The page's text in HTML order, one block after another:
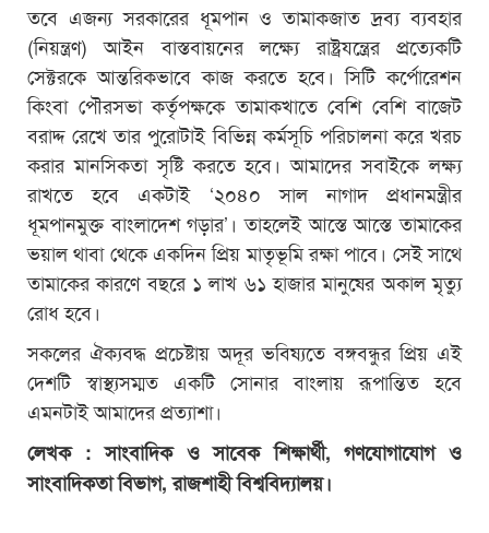
তবে এজন্য সরকারের ধূমপান ও তামাকজাত দ্রব্য ব্যবহার
(নিয়ন্ত্রণ) আইন বাস্তবায়নের লক্ষ্যে রাষ্ট্রযন্ত্রের প্রত্যেকটি
সেক্টরকে আন্তরিকভাবে কাজ করতে হবে। সিটি কর্পোরেশন
কিংবা পৌরসভা কর্তৃপক্ষকে তামাকখাতে বেশি বেশি বাজেট
বরাদ্দ রেখে তার পুরোটাই বিভিন্ন কর্মসূচি পরিচালনা করে খরচ
করার মানসিকতা সৃষ্টি করতে হবে। আমাদের সবাইকে লক্ষ্য
রাখতে হবে একটাই ‘২০৪০ সাল নাগাদ প্রধানমন্ত্রীর
ধূমপানমুক্ত বাংলাদেশ গড়ার’। তাহলেই আস্তে আস্তে তামাকের
ভয়াল থাবা থেকে একদিন প্রিয় মাতৃভূমি রক্ষা পাবে। সেই সাথে
তামাকের কারণে বছরে ১ লাখ ৬১ হাজার মানুষের অকাল মৃত্যু
রোধ হবে।
সকলের ঐক্যবদ্ধ প্রচেষ্টায় অদূর ভবিষ্যতে বঙ্গবন্ধুর প্রিয় এই
দেশটি স্বাস্থ্যসম্মত একটি সোনার বাংলায় রূপান্তিত হবে
এমনটাই আমাদের প্রত্যাশা।
লেখক : সাংবাদিক ও সাবেক শিক্ষার্থী, গণযোগাযোগ ও
সাংবাদিকতা বিভাগ, রাজশাহী বিশ্ববিদ্যালয়।